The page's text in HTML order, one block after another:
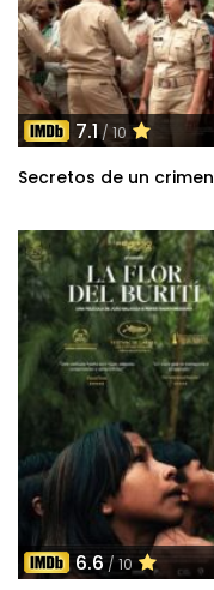
7.1/ 10
Secretos de un crimen
6.6 / 10